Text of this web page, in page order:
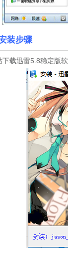
装步骤
载迅雷5.8稳定版软